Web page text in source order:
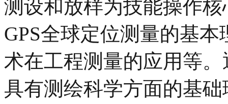
测设和放样为技能操作
GPS全球定位测量的基
术在工程测量的应用等
具有测绘科学方面的基